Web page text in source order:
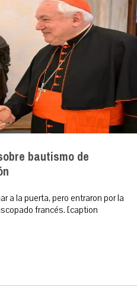
bautismo de
a la puerta, pero entraron por la
francés. [caption